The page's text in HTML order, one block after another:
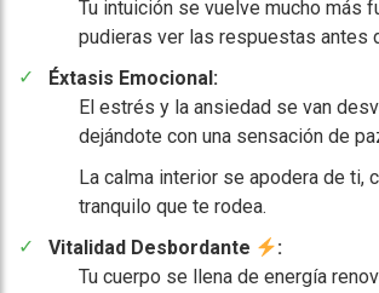
Tu intuición se vuelve mucho más
pudieras ver las respuestas antes
Éxtasis Emocional:
El estrés y la ansiedad se van
dejándote con una sensación de
La calma interior se apodera de ti,
tranquilo que te rodea.
Vitalidad Desbordante
:
Tu cuerpo se llena de energía